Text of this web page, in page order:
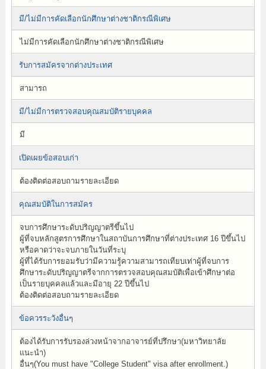
มี/ไม่มีการคัดเลือกนักศึกษาต่างชาติกรณีพิเศษ
ไม่มีการคัดเลือกนักศึกษาต่างชาติกรณีพิเศษ
รับการสมัครจากต่างประเทศ
สามารถ
มี/ไม่มีการตรวจสอบคุณสมบัติรายบุคคล
มี
เปิดเผยข้อสอบเก่า
ต้องติดต่อสอบถามรายละเอียด
คุณสมบัติในการสมัคร
จบการศึกษาระดับปริญญาตรีขึ้นไป
ผู้ที่จบหลักสูตรการศึกษาในสถาบันการศึกษาที่ต่างประเทศ 16 ปีขึ้นไป
หรือคาดว่าจะจบภายในวันที่ระบุ
ผู้ที่ได้รับการยอมรับว่ามีความรู้ความสามารถเทียบเท่าผู้ที่จบการ
ศึกษาระดับปริญญาตรีจากการตรวจสอบคุณสมบัติเพื่อเข้าศึกษาต่อ
เป็นรายบุคคลแล้วและมีอายุ 22 ปีขึ้นไป
ต้องติดต่อสอบถามรายละเอียด
ข้อควรระวังอื่นๆ
ต้องได้รับการรับรองล่วงหน้าจากอาจารย์ที่ปรึกษา(มหาวิทยาลัย
แนะนำ)
อื่นๆ(You must have "College Student" visa after enrollment.)